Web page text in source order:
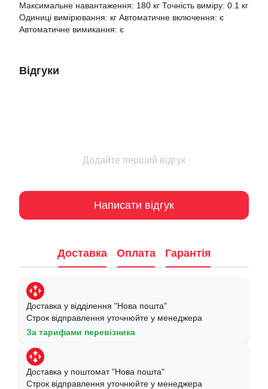
Максимальне навантаження: 180 кг Точність виміру: 0.1 кг
Одиниці вимірювання: кг Автоматичне включення: є
Автоматичне вимикання: є
Відгуки
Додайте перший відгук
Написати відгук
Доставка Оплата Гарантія
Доставка у відділення "Нова пошта"
Строк відправлення уточнюйте у менеджера
За тарифами перевізника
Доставка у поштомат "Нова пошта"
Строк відправлення уточнюйте у менеджера